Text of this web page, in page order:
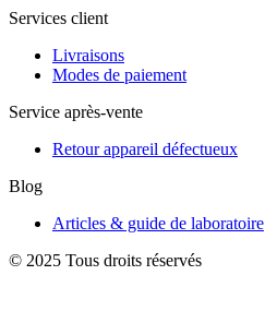
Services client
Livraisons
Modes de paiement
Service après-vente
Retour appareil défectueux
Blog
Articles & guide de laboratoire
© 2025 Tous droits réservés